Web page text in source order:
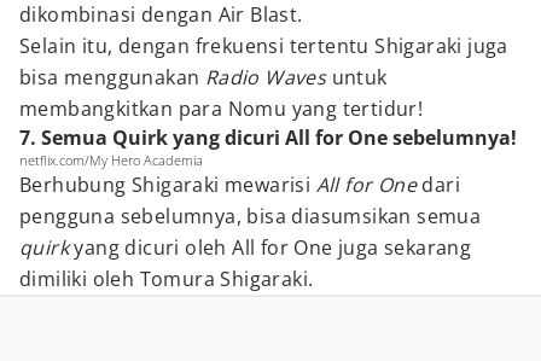
dikombinasi dengan Air Blast.
Selain itu, dengan frekuensi tertentu Shigaraki juga
bisa menggunakan Radio Wavesuntuk
membangkitkan para Nomu yang tertidur!
7. Semua Quirk yang dicuri All for One sebelumnya!
netflix.com/My Hero Academia
Berhubung Shigaraki mewarisi All for Onedari
pengguna sebelumnya, bisa diasumsikan semua
quirkyang dicuri oleh All for One juga sekarang
dimiliki oleh Tomura Shigaraki.